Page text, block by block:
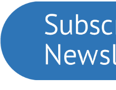
compromisso com o
automobilismo nacional
continua em 2026